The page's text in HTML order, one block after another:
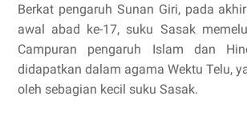
Berkat pengaruh Sunan Giri, pada
awal abad ke-17, suku Sasak
Campuran pengaruh Islam dan
didapatkan dalam agama Wektu Telu,
oleh sebagian kecil suku Sasak.